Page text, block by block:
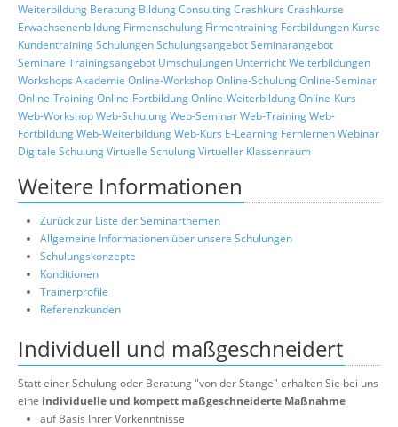
Weiterbildung Beratung BildungConsultingCrashkurs Crashkurse
Erwachsenenbildung Firmenschulung Firmentraining Fortbildungen Kurse
KundentrainingSchulungenSchulungsangebotSeminarangebot
Seminare Trainingsangebot Umschulungen UnterrichtWeiterbildungen
Workshops Akademie Online-WorkshopOnline-SchulungOnline-Seminar
Online-TrainingOnline-FortbildungOnline-WeiterbildungOnline-Kurs
Web-WorkshopWeb-SchulungWeb-SeminarWeb-TrainingWeb-
FortbildungWeb-WeiterbildungWeb-Kurs E-Learning FernlernenWebinar
Digitale SchulungVirtuelle SchulungVirtueller Klassenraum
Weitere Informationen
Zurück zur Liste der Seminarthemen
Allgemeine Informationen über unsere Schulungen
Schulungskonzepte
Konditionen
Trainerprofile
Referenzkunden
Individuell und maßgeschneidert
Statt einer Schulung oder Beratung "von der Stange" erhalten Sie bei uns
eine individuelle und kompett maßgeschneiderte Maßnahme
auf Basis Ihrer Vorkenntnisse